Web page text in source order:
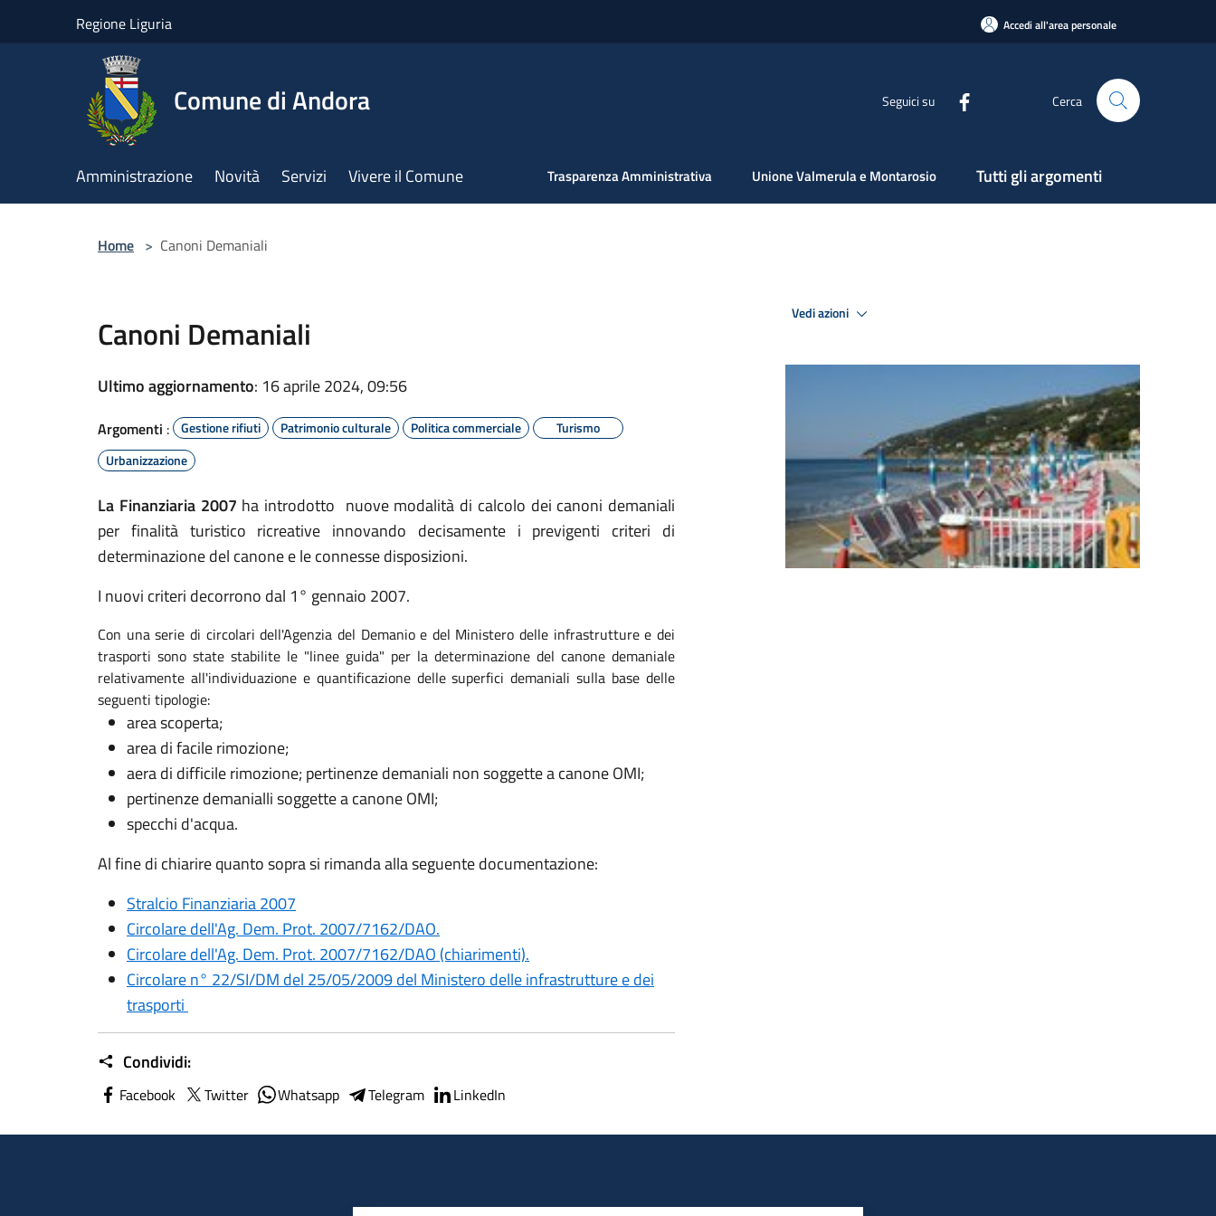
Regione Liguria Accedi all'area personale
Comune di Andora Seguici su Cerca
Amministrazione Novità Servizi Vivere il Comune Trasparenza Amministrativa Unione Valmerula e Montarosio Tutti gli argomenti
Home > Canoni Demaniali
Canoni Demaniali
Ultimo aggiornamento: 16 aprile 2024, 09:56
Argomenti : Gestione rifiuti Patrimonio culturale Politica commerciale
Turismo
Urbanizzazione
La Finanziaria 2007 ha introdotto nuove modalità di calcolo dei canoni demaniali
per finalità turistico ricreative innovando decisamente i previgenti criteri di
determinazione del canone e le connesse disposizioni.
I nuovi criteri decorrono dal 1° gennaio 2007.
Con una serie di circolari dell'Agenzia del Demanio e del Ministero delle infrastrutture e dei
trasporti sono state stabilite le "linee guida" per la determinazione del canone demaniale
relativamente all'individuazione e quantificazione delle superfici demaniali sulla base delle
seguenti tipologie:
area scoperta;
area di facile rimozione;
aera di difficile rimozione; pertinenze demaniali non soggette a canone OMI;
pertinenze demanialli soggette a canone OMI;
specchi d'acqua.
Al fine di chiarire quanto sopra si rimanda alla seguente documentazione:
Stralcio Finanziaria 2007
Circolare dell'Ag. Dem. Prot. 2007/7162/DAO.
Circolare dell'Ag. Dem. Prot. 2007/7162/DAO (chiarimenti).
Circolare n° 22/SI/DM del 25/05/2009 del Ministero delle infrastrutture e dei
trasporti
Condividi:
Facebook Twitter Whatsapp Telegram LinkedIn
Vedi azioni